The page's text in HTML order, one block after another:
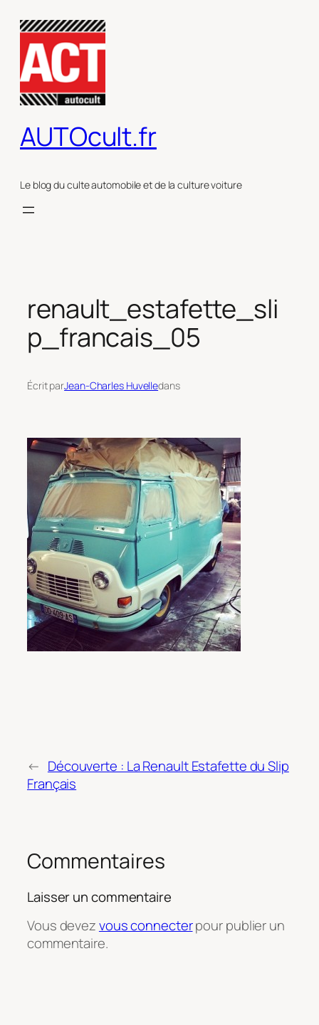
contenu
AUTOcult.fr
Le blog du culte automobile et de la culture voiture
renault_estafette_sli
p_francais_05
Écrit parJean-Charles Huvelledans
← Découverte : La Renault Estafette du Slip
Français
Commentaires
Laisser un commentaire
Vous devezvous connecterpour publier un
commentaire.